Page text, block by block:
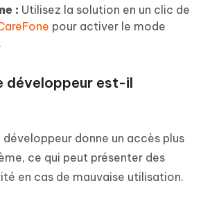
: Utilisez la solution en un clic de
pour activer le mode
développeur est-il
donne un accès plus
ce qui peut présenter des
en cas de mauvaise utilisation.